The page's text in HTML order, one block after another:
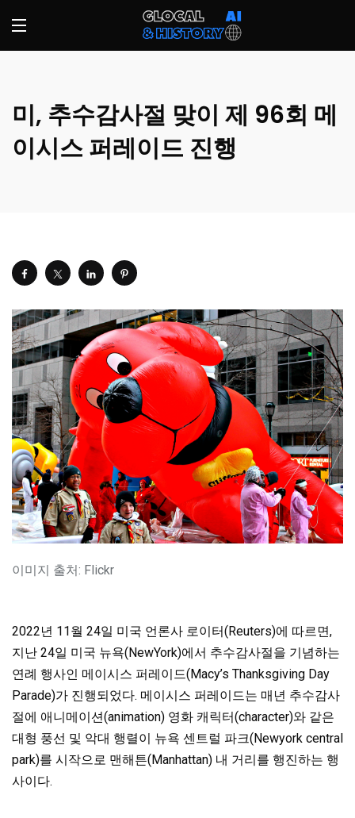
미, 추수감사절 맞이 제 96회 메
이시스 퍼레이드 진행
이미지 출처: Flickr
2022년 11월 24일 미국 언론사 로이터(Reuters)에 따르면,
지난 24일 미국 뉴욕(NewYork)에서 추수감사절을 기념하는
연례 행사인 메이시스 퍼레이드(Macy’s Thanksgiving Day
Parade)가 진행되었다. 메이시스 퍼레이드는 매년 추수감사
절에 애니메이션(animation) 영화 캐릭터(character)와 같은
대형 풍선 및 악대 행렬이 뉴욕 센트럴 파크(Newyork central
park)를 시작으로 맨해튼(Manhattan) 내 거리를 행진하는 행
사이다.